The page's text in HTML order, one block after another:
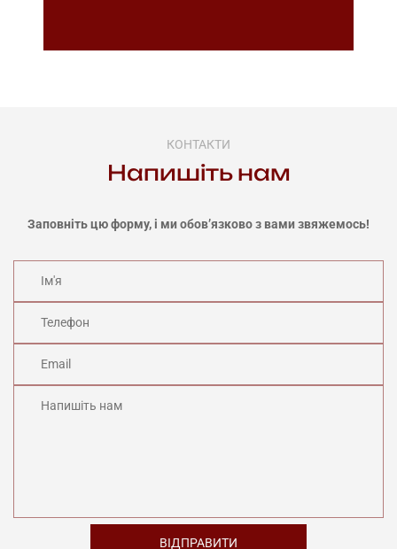
КОНТАКТИ
Напишіть нам
Заповніть цю форму, і ми обов’язково з вами звяжемось!